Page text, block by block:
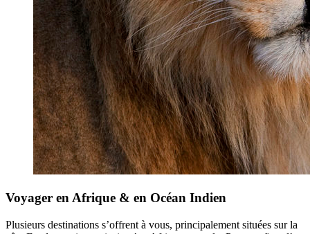
Voyager en Afrique & en Océan Indien
Plusieurs destinations s’offrent à vous, principalement situées sur la